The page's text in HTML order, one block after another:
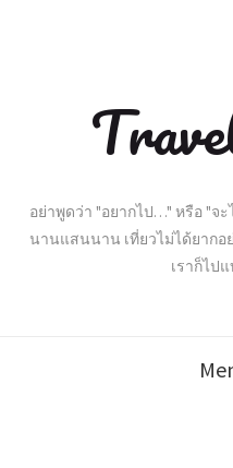
อย่าพูดว่า "อยากไป…" หรือ "จ
นานแสนนาน เที่ยวไม่ได้ยากอ
เราก็ไป